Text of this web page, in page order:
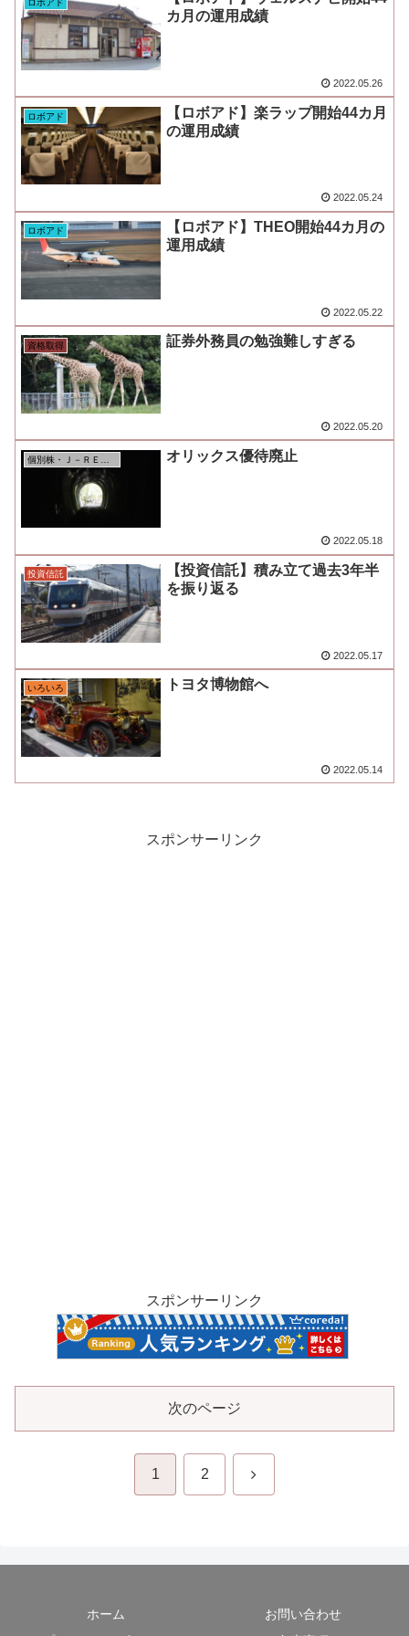
ロボアド
カ月の運用成績
2022.05.26
ロボアド
【ロボアド】楽ラップ開始44カ月
の運用成績
2022.05.24
ロボアド
【ロボアド】THEO開始44カ月の
運用成績
2022.05.22
資格取得 証券外務員の勉強難しすぎる
2022.05.20
オリックス優待廃止
2022.05.18
投資信託
【投資信託】積み立て過去3年半
を振り返る
2022.05.17
いろいろ トヨタ博物館へ
2022.05.14
スポンサーリンク
スポンサーリンク
次のページ
1 2 次
ホーム
お問い合わせ